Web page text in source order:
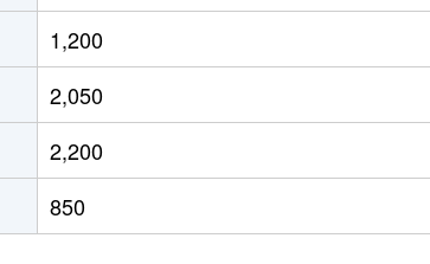
1,200
2,050
2,200
850